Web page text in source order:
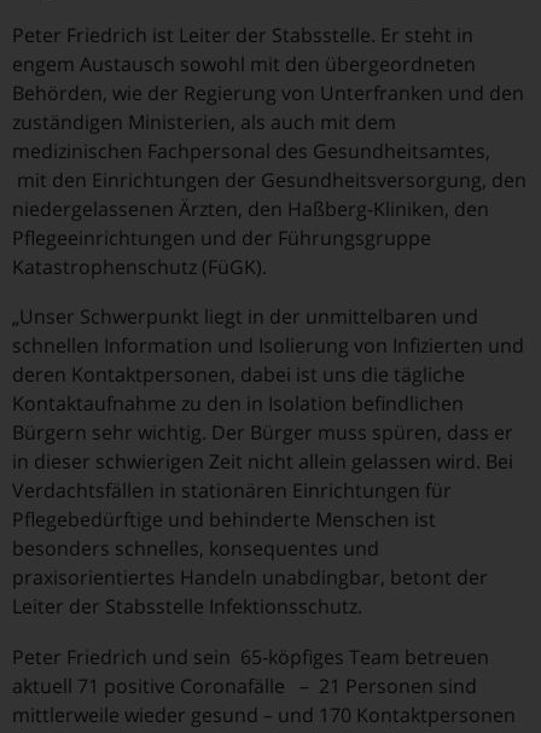
Peter Friedrich ist Leiter der Stabsstelle. Er steht in
engem Austausch sowohl mit den übergeordneten
Behörden, wie der Regierung von Unterfranken und den
zuständigen Ministerien, als auch mit dem
medizinischen Fachpersonal des Gesundheitsamtes,
mit den Einrichtungen der Gesundheitsversorgung, den
niedergelassenen Ärzten, den Haßberg-Kliniken, den
Pflegeeinrichtungen und der Führungsgruppe
Katastrophenschutz (FüGK).
„Unser Schwerpunkt liegt in der unmittelbaren und
schnellen Information und Isolierung von Infizierten und
deren Kontaktpersonen, dabei ist uns die tägliche
Kontaktaufnahme zu den in Isolation befindlichen
Bürgern sehr wichtig. Der Bürger muss spüren, dass er
in dieser schwierigen Zeit nicht allein gelassen wird. Bei
Verdachtsfällen in stationären Einrichtungen für
Pflegebedürftige und behinderte Menschen ist
besonders schnelles, konsequentes und
praxisorientiertes Handeln unabdingbar, betont der
Leiter der Stabsstelle Infektionsschutz.
Peter Friedrich und sein 65-köpfiges Team betreuen
aktuell 71 positive Coronafälle – 21 Personen sind
mittlerweile wieder gesund – und 170 Kontaktpersonen